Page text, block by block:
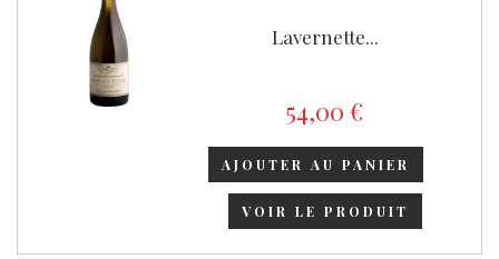
Lavernette...
54,00 €
AJOUTER AU PANIER
VOIR LE PRODUIT